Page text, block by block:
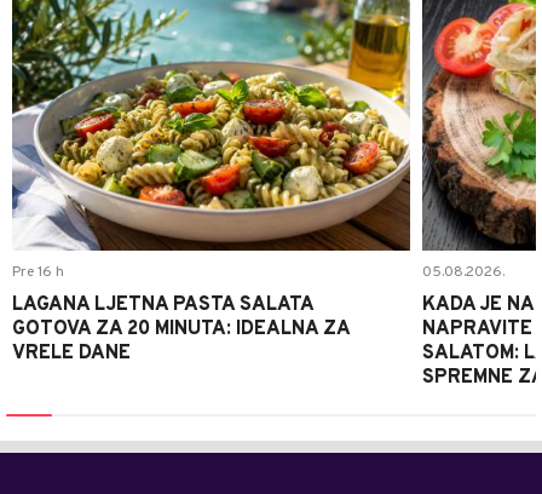
Pre 16 h
LAGANA LJETNA PASTA SALATA
GOTOVA ZA 20 MINUTA: IDEALNA ZA
VRELE DANE
05.08.2026.
KADA JE
NAPRAVITE
SALATOM:
SPREMNE